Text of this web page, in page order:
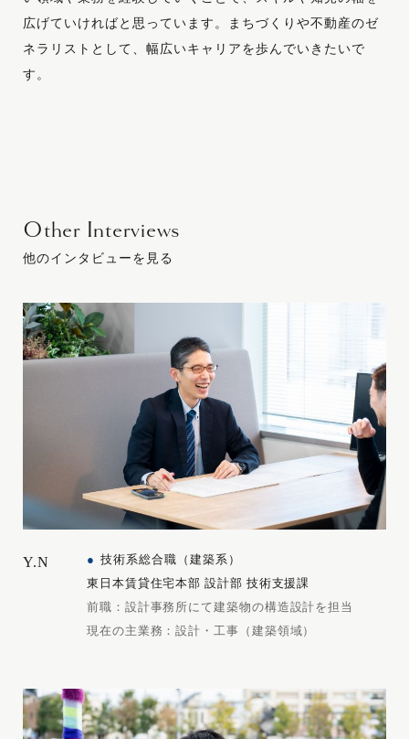
広げていければと思っています。まちづくりや不動産のゼ
ネラリストとして、幅広いキャリアを歩んでいきたいで
す。
Other Interviews
他のインタビューを見る
Y.N
技術系総合職（建築系）
東日本賃貸住宅本部 設計部 技術支援課
前職：設計事務所にて建築物の構造設計を担当
現在の主業務：設計・工事（建築領域）